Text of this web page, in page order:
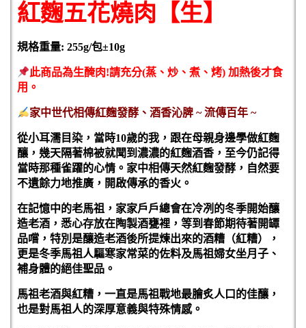
紅麴五花燒肉【生】
規格重量: 255g/包±10g
此商品為生醃肉!請充分(蒸、炒、煮、烤) 加熱後才食
用。
家中世代相傳紅麴發酵、酒香沁脾 ~ 流傳百年 ~
從小耳濡目染，當時10歲的我，跟在母親身邊學做紅麴
釀，幾天隔著棉被就聞到濃濃的紅麴酒香，至今仍記得
當時那種雀躍的心情。家中相傳天然紅麴發酵，自然要
不遺餘力地推廣，開啟傳承的香火。
在記憶中的老馬祖，家家戶戶總會在冷冽的冬季開始釀
造老酒，悉心存放在陶製酒甕裡，等到春節期待著開罈
品嚐，特別是釀造老酒後所提煉出來的酒糟（紅糟），
更是冬季馬祖人驅寒家常菜的佐料及馬祖婦女坐月子、
補身體的絕佳聖品。
馬祖老酒與紅糟，一直是馬祖戰地最膾炙人口的佳釀，
也是對馬祖人的深厚意義與特殊情感。